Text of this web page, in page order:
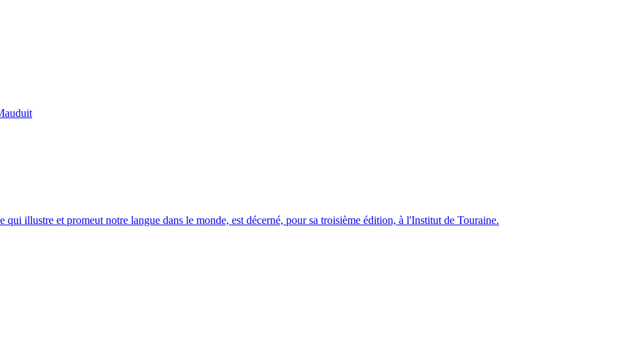
illustre et promeut notre langue dans le monde, est décerné, pour sa troisième édition, à l'Institut de Touraine.